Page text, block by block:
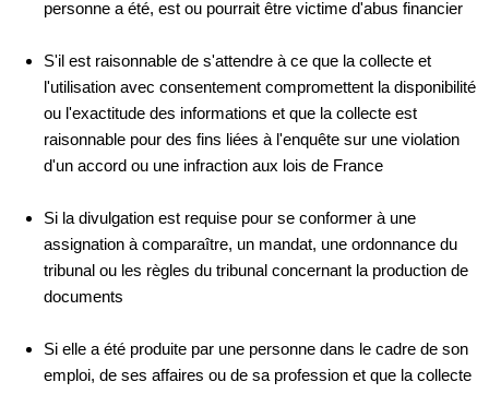
personne a été, est ou pourrait être victime d'abus financier
S'il est raisonnable de s'attendre à ce que la collecte et
l'utilisation avec consentement compromettent la disponibilité
ou l'exactitude des informations et que la collecte est
raisonnable pour des fins liées à l'enquête sur une violation
d'un accord ou une infraction aux lois de France
Si la divulgation est requise pour se conformer à une
assignation à comparaître, un mandat, une ordonnance du
tribunal ou les règles du tribunal concernant la production de
documents
Si elle a été produite par une personne dans le cadre de son
emploi, de ses affaires ou de sa profession et que la collecte